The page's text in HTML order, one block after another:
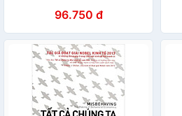
96.750 đ